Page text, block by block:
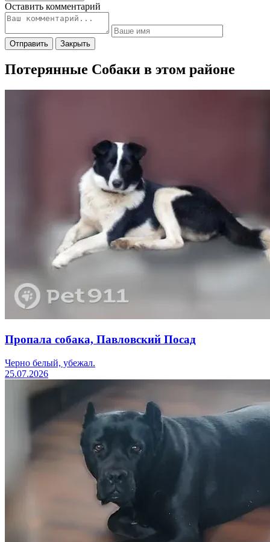
Оставить комментарий
Отправить Закрыть
Потерянные Собаки в этом районе
Пропала собака, Павловский Посад
Черно белый, убежал.
25.07.2026